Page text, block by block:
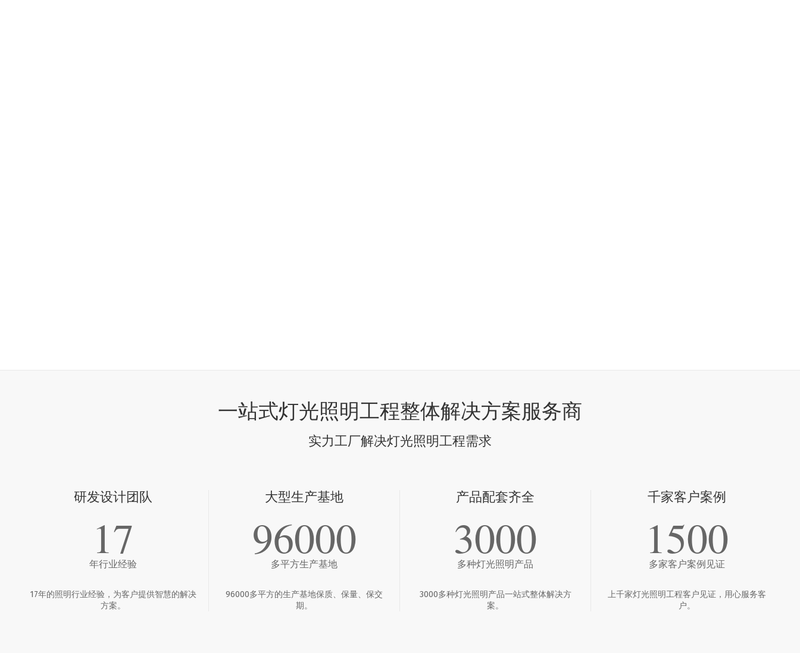
一站式灯光照明工程整体解决方案服务商
实力工厂解决灯光照明工程需求
研发设计团队
17
年行业经验
17年的照明行业经验，为客户提供智慧的解决
方案。
大型生产基地
96000
多平方生产基地
96000多平方的生产基地保质、保量、保交
期。
产品配套齐全
3000
多种灯光照明产品
3000多种灯光照明产品一站式整体解决方
案。
千家客户案例
1500
多家客户案例见证
上千家灯光照明工程客户见证，用心服务客
户。